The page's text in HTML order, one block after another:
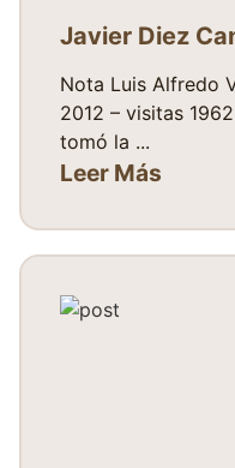
Javier Diez
Nota Luis Alfredo
2012 – visitas
tomó la ...
Leer Más